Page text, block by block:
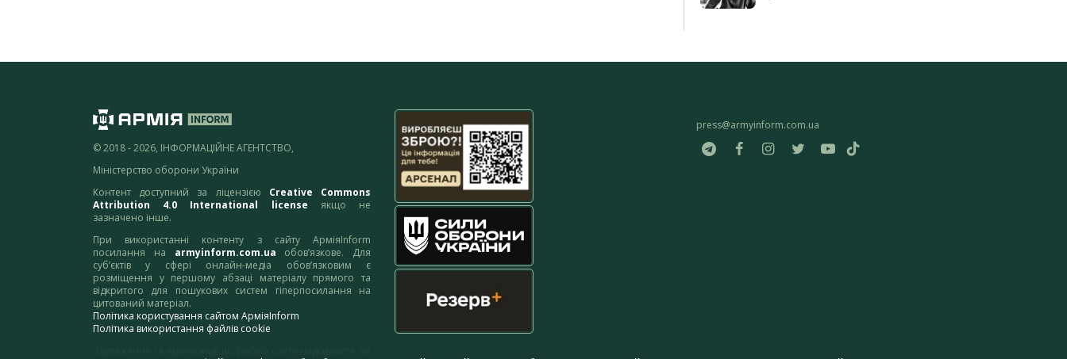
© 2018 - 2026, ІНФОРМАЦІЙНЕ АГЕНТСТВО,
Міністерство оборони України
Контент доступний за ліцензією Creative Commons
Attribution 4.0 International license якщо не
зазначено інше.
При використанні контенту з сайту АрміяInform
посилання на armyinform.com.ua обов’язкове. Для
суб’єктів у сфері онлайн-медіа обов’язковим є
розміщення у першому абзаці матеріалу прямого та
відкритого для пошукових систем гіперпосилання на
цитований матеріал.
Політика користування сайтом АрміяInform
Політика використання файлів cookie
press@armyinform.com.ua